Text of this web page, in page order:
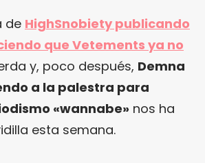
de HighSnobiety publicando
que Vetements ya no
y, poco después, Demna
a la palestra para
«wannabe» nos ha
esta semana.